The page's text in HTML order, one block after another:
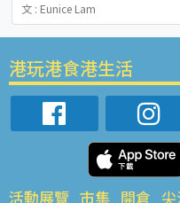
文 : Eunice Lam
港玩港食港生活
活動展覽 市集 開倉